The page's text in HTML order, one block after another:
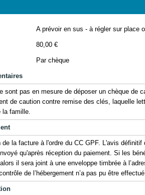
A prévoir en sus - à régler sur place
80,00 €
Par chèque
sont pas en mesure de déposer un chèque de
de caution contre remise des clés, laquelle
famille.
de la facture à l'ordre du CC GPF. L'avis
qu'après réception du paiement. Si les
il sera joint à une enveloppe timbrée à
de l’hébergement n’a pas pu être